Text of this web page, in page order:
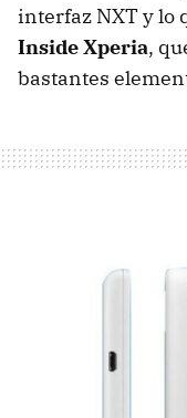
interfaz NXTy lo
Inside Xperia,
bastantes